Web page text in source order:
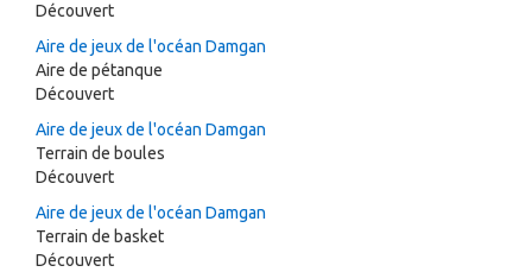
Découvert
Aire de jeux de l'océan Damgan
Aire de pétanque
Découvert
Aire de jeux de l'océan Damgan
Terrain de boules
Découvert
Aire de jeux de l'océan Damgan
Terrain de basket
Découvert